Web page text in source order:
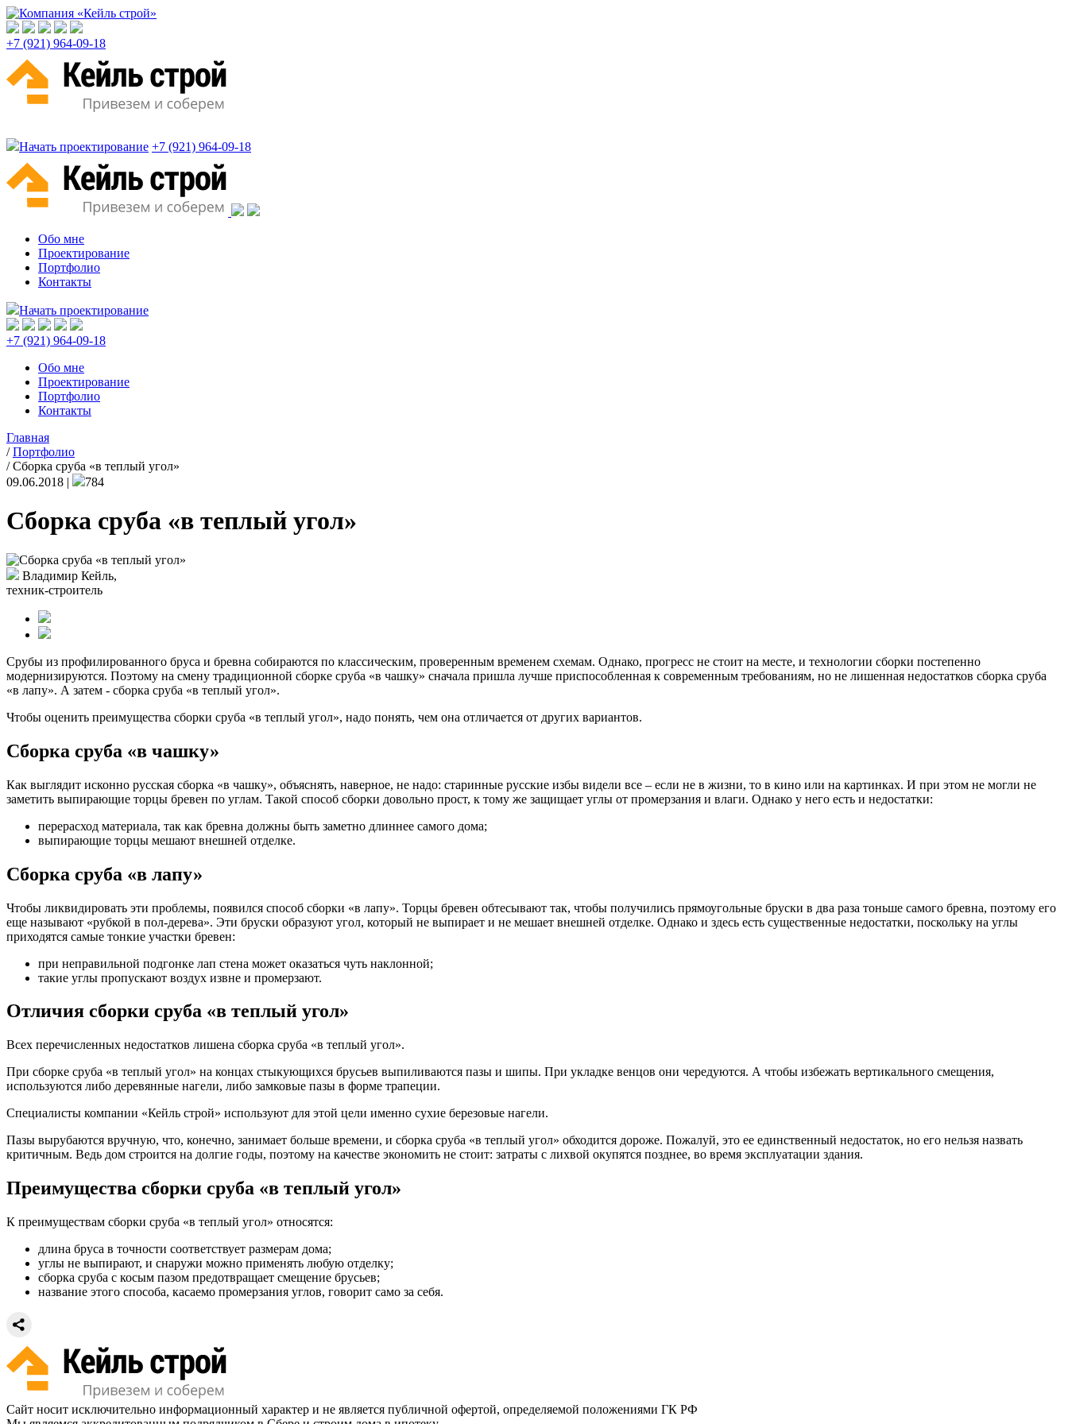
+7 (921) 964-09-18
Начать проектирование +7 (921) 964-09-18
Обо мне
Проектирование
Портфолио
Контакты
Начать проектирование
+7 (921) 964-09-18
Обо мне
Проектирование
Портфолио
Контакты
Главная
/ Портфолио
/ Сборка сруба «в теплый угол»
09.06.2018 |
784
Сборка сруба «в теплый угол»
Владимир Кейль,
техник-строитель
Срубы из профилированного бруса и бревна собираются по классическим, проверенным временем схемам. Однако, прогресс не стоит на месте, и технологии сборки постепенно
модернизируются. Поэтому на смену традиционной сборке сруба «в чашку» сначала пришла лучше приспособленная к современным требованиям, но не лишенная недостатков сборка сруба
«в лапу». А затем - сборка сруба «в теплый угол».
Чтобы оценить преимущества сборки сруба «в теплый угол», надо понять, чем она отличается от других вариантов.
Сборка сруба «в чашку»
Как выглядит исконно русская сборка «в чашку», объяснять, наверное, не надо: старинные русские избы видели все – если не в жизни, то в кино или на картинках. И при этом не могли не
заметить выпирающие торцы бревен по углам. Такой способ сборки довольно прост, к тому же защищает углы от промерзания и влаги. Однако у него есть и недостатки:
перерасход материала, так как бревна должны быть заметно длиннее самого дома;
выпирающие торцы мешают внешней отделке.
Сборка сруба «в лапу»
Чтобы ликвидировать эти проблемы, появился способ сборки «в лапу». Торцы бревен обтесывают так, чтобы получились прямоугольные бруски в два раза тоньше самого бревна, поэтому его
еще называют «рубкой в пол-дерева». Эти бруски образуют угол, который не выпирает и не мешает внешней отделке. Однако и здесь есть существенные недостатки, поскольку на углы
приходятся самые тонкие участки бревен:
при неправильной подгонке лап стена может оказаться чуть наклонной;
такие углы пропускают воздух извне и промерзают.
Отличия сборки сруба «в теплый угол»
Всех перечисленных недостатков лишена сборка сруба «в теплый угол».
При сборке сруба «в теплый угол» на концах стыкующихся брусьев выпиливаются пазы и шипы. При укладке венцов они чередуются. А чтобы избежать вертикального смещения,
используются либо деревянные нагели, либо замковые пазы в форме трапеции.
Специалисты компании «Кейль строй» используют для этой цели именно сухие березовые нагели.
Пазы вырубаются вручную, что, конечно, занимает больше времени, и сборка сруба «в теплый угол» обходится дороже. Пожалуй, это ее единственный недостаток, но его нельзя назвать
критичным. Ведь дом строится на долгие годы, поэтому на качестве экономить не стоит: затраты с лихвой окупятся позднее, во время эксплуатации здания.
Преимущества сборки сруба «в теплый угол»
К преимуществам сборки сруба «в теплый угол» относятся:
длина бруса в точности соответствует размерам дома;
углы не выпирают, и снаружи можно применять любую отделку;
сборка сруба с косым пазом предотвращает смещение брусьев;
название этого способа, касаемо промерзания углов, говорит само за себя.
Сайт носит исключительно информационный характер и не является публичной офертой, определяемой положениями ГК РФ